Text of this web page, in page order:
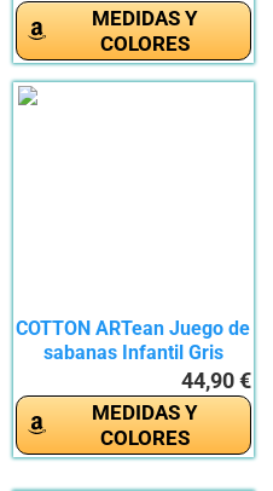
MEDIDAS Y
COLORES
COTTON ARTean Juego de
sabanas Infantil Gris
44,90 €
MEDIDAS Y
COLORES